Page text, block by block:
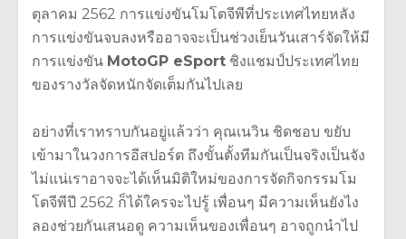
ตุลาคม 2562 การแข่งขันโมโตจีพีที่ประเทศไทยหลัง
การแข่งขันจบลงหรืออาจจะเป็นช่วงเย็นวันเสาร์จัดให้มี
การแข่งขัน MotoGP eSport ชิงแชมป์ประเทศไทย
ของรางวัลจัดหนักจัดเต็มกันไปเลย
อย่างที่เราทราบกันอยู่แล้วว่า คุณเนวิน ชิดชอบ ขยับ
เข้ามาในวงการอีสปอร์ต ถึงขั้นตั้งทีมกันเป็นจริงเป็นจัง
ไม่แน่เราอาจจะได้เห็นมิติใหม่ของการจัดกิจกรรมโม
โตจีพีปี 2562 ก็ได้ใครจะไปรู้ เพื่อนๆ มีความเห็นยังไง
ลองช่วยกันเสนอดู ความเห็นของเพื่อนๆ อาจถูกนำไป